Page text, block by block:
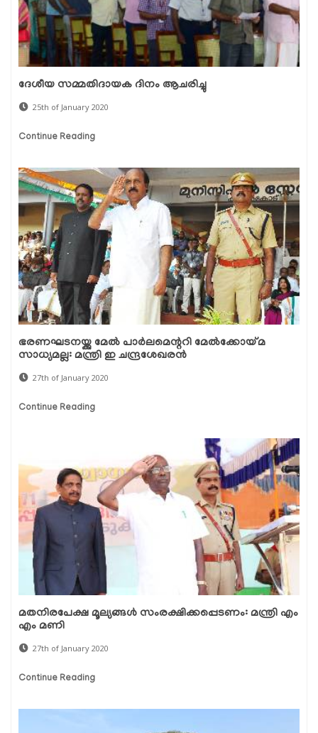
ദേശീയ സമ്മതിദായക ദിനം ആചരിച്ചു
25th of January 2020
Continue Reading
ഭരണഘടനയ്ക്കു മേല്‍ പാര്‍ലമെന്ററി മേല്‍ക്കോയ്മ
സാധ്യമല്ല: മന്ത്രി ഇ ചന്ദ്രശേഖരന്‍
27th of January 2020
Continue Reading
മതനിരപേക്ഷ മൂല്യങ്ങള്‍ സംരക്ഷിക്കപ്പെടണം: മന്ത്രി എം
എം മണി
27th of January 2020
Continue Reading